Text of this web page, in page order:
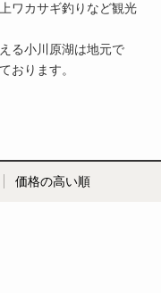
ワカサギ釣りなど観光
る小川原湖は地元で
おります。
価格の高い順